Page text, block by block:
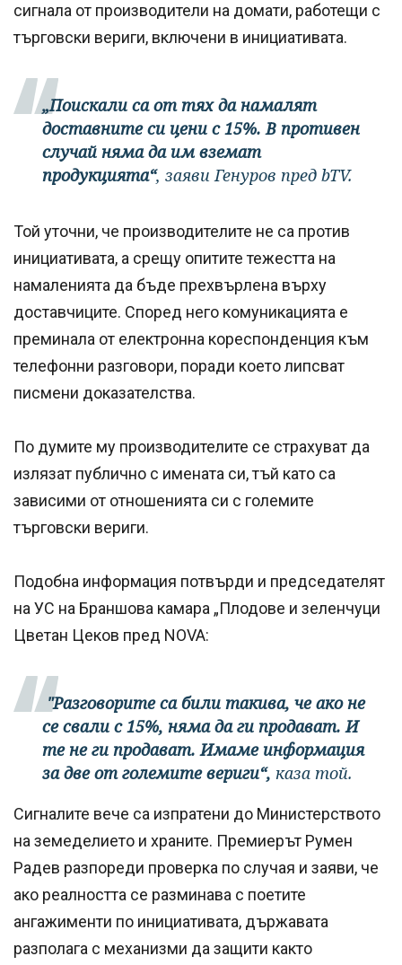
сигнала от производители на домати, работещи с
търговски вериги, включени в инициативата.
„Поискали са от тях да намалят
доставните си цени с 15%. В противен
случай няма да им вземат
продукцията“, заяви Генуров пред bTV.
Той уточни, че производителите не са против
инициативата, а срещу опитите тежестта на
намаленията да бъде прехвърлена върху
доставчиците. Според него комуникацията е
преминала от електронна кореспонденция към
телефонни разговори, поради което липсват
писмени доказателства.
По думите му производителите се страхуват да
излязат публично с имената си, тъй като са
зависими от отношенията си с големите
търговски вериги.
Подобна информация потвърди и председателят
на УС на Браншова камара „Плодове и зеленчуци
Цветан Цеков пред NOVA:
"Разговорите са били такива, че ако не
се свали с 15%, няма да ги продават. И
те не ги продават. Имаме информация
за две от големите вериги“, каза той.
Сигналите вече са изпратени до Министерството
на земеделието и храните. Премиерът Румен
Радев разпореди проверка по случая и заяви, че
ако реалността се разминава с поетите
ангажименти по инициативата, държавата
разполага с механизми да защити както